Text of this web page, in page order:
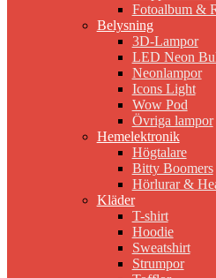
Fotoalbum &
Belysning
3D-Lampor
LED Neon
Neonlampor
Icons Light
Wow Pod
Övriga lampor
Hemelektronik
Högtalare
Bitty Boomers
Hörlurar &
Kläder
T-shirt
Hoodie
Sweatshirt
Strumpor